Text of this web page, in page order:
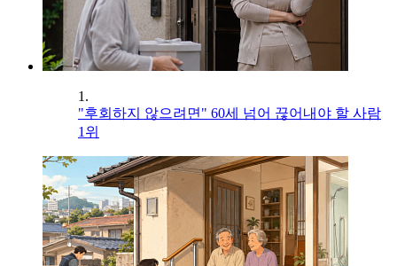
1.
"후회하지 않으려면" 60세 넘어 끊어내야 할 사람
1위